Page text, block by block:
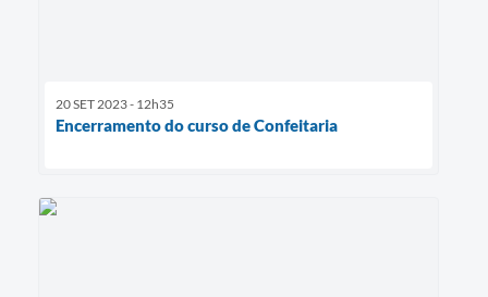
20 SET 2023 - 12h35
Encerramento do curso de Confeitaria